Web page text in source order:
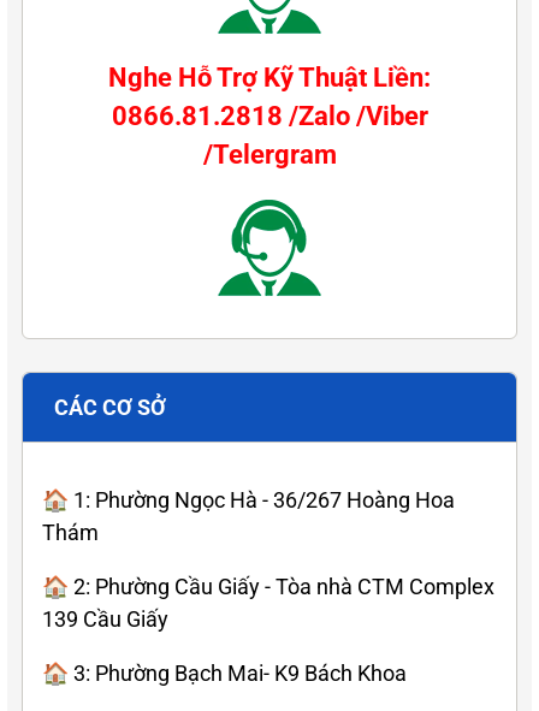
Nghe Hỗ Trợ Kỹ Thuật Liền:
0866.81.2818 /Zalo /Viber
/Telergram
CÁC CƠ SỞ
🏠 1: Phường Ngọc Hà - 36/267 Hoàng Hoa
Thám
🏠 2: Phường Cầu Giấy - Tòa nhà CTM Complex
139 Cầu Giấy
🏠 3: Phường Bạch Mai- K9 Bách Khoa